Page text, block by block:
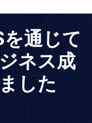
通じて
ネス成
した